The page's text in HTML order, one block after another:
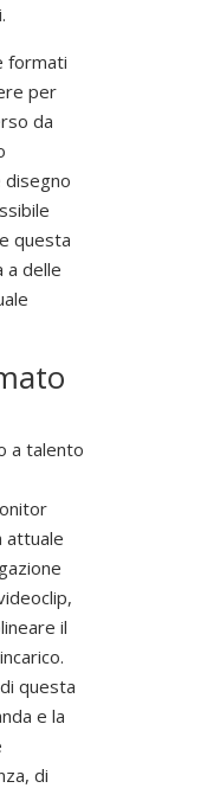
formati
per
da
questa
a delle
a talento
attuale
il
questa
e la
di